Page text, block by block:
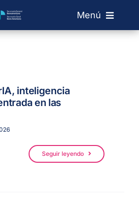
Menú
Red de Labs
inteligencia
en las
Seguir leyendo